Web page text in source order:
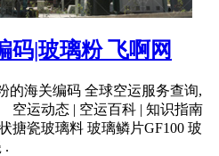
码|玻璃粉 飞啊网
的海关编码 全球空运服务查询,
空运动态 | 空运百科 | 知识指南
搪瓷玻璃料 玻璃鳞片GF100 玻
.